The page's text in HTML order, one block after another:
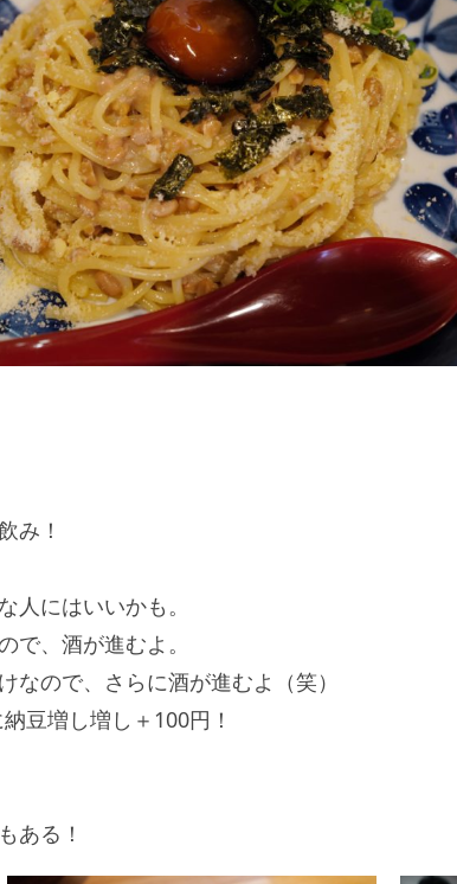
み！
人にはいいかも。
で、酒が進むよ。
ので、さらに酒が進むよ（笑）
豆増し増し＋100円！
ある！